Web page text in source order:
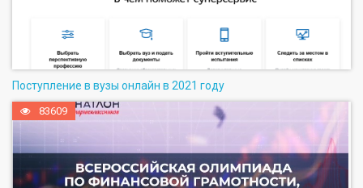
Поступление в вузы онлайн в 2021 году
83609